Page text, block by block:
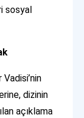
sosyal
dizinin
açıklama